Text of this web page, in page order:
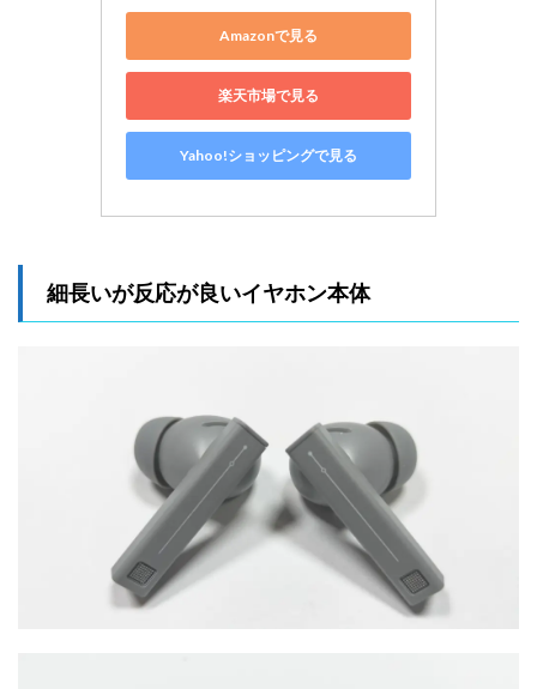
Amazonで見る
楽天市場で見る
Yahoo!ショッピングで見る
細長いが反応が良いイヤホン本体